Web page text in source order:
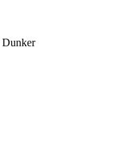
Dunker